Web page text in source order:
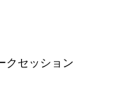
クセッション